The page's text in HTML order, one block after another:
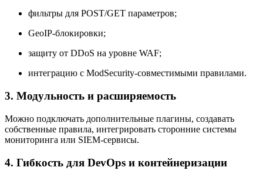
фильтры для POST/GET параметров;
GeoIP-блокировки;
защиту от DDoS на уровне WAF;
интеграцию с ModSecurity-совместимыми правилами.
3. Модульность и расширяемость
Можно подключать дополнительные плагины, создавать
собственные правила, интегрировать сторонние системы
мониторинга или SIEM-сервисы.
4. Гибкость для DevOps и контейнеризации